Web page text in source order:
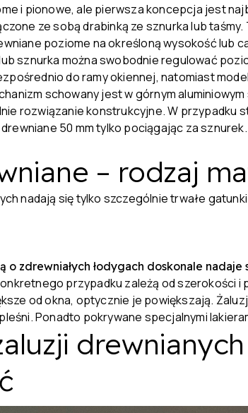
i pionowe, ale pierwsza koncepcja jest
ze sobą drabinką ze sznurka lub
poziome na określoną wysokość lub
sznurka można swobodnie regulować
do ramy okiennej, natomiast
schowany jest w górnym
rozwiązanie konstrukcyjne. W przypadku
50 mm tylko pociągając za
– rodzaj
nadają się tylko szczególnie trwałe
o zdrewniałych łodygach doskonale
przypadku zależą od szerokości
od okna, optycznie je powiększają.
Ponadto pokrywane specjalnymi